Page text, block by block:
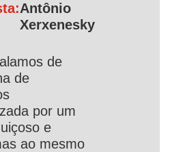
Antônio
Xerxenesky
de
de
por um
e
ao mesmo